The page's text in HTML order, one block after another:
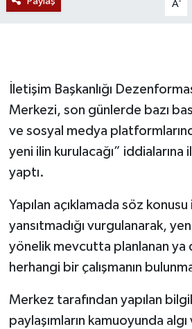
A
İletişim Başkanlığı
Merkezi, son günlerde bazı
ve sosyal medya
yeni ilin kurulacağı” iddialarına
yaptı.
Yapılan açıklamada söz
yansıtmadığı vurgulanarak,
yönelik mevcutta planlanan ya
herhangi bir çalışmanın
Merkez tarafından yapılan
paylaşımların kamuoyunda
Genel
Gökçebey
GÜNDEM
Kilimli
Kültür - Sanat
MAGAZİN